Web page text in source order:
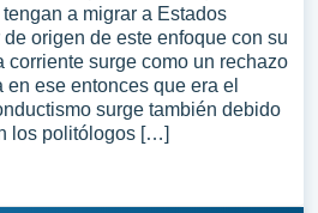
a migrar a Estados
origen de este enfoque con su
corriente surge como un rechazo
ese entonces que era el
surge también debido
los politólogos […]